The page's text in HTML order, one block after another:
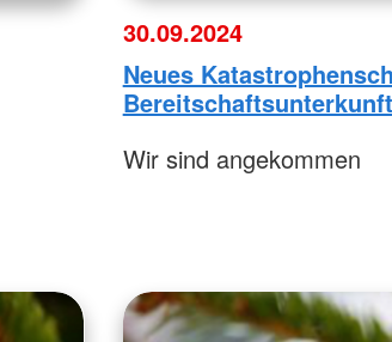
30.09.2024
Neues
Bereitschaftsunterkunft
Wir sind angekommen